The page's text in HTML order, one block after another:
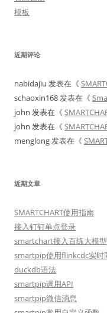
模板
近期评论
nabidajiu 发表在《
schaoxin168发表在《
john 发表在《
john 发表在《
menglong发表在《
近期文章
SMARTCHART使用指南
接入钉钉单点登录
smartchart接入百练大模型
smartpip使用flinkcdc实时
duckdb语法
smartpip调用API
smartpip微信消息